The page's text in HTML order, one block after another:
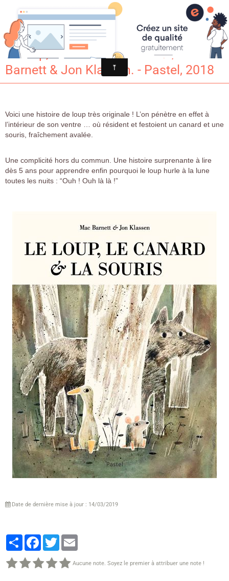
Croqu'livre
Le loup, le canard et la souris / Mac
Barnett & Jon Klassen. - Pastel, 2018
Voici une histoire de loup très originale ! L’on pénètre en effet à
l’intérieur de son ventre … où résident et festoient un canard et une
souris, fraîchement avalée.
Une complicité hors du commun. Une histoire surprenante à lire
dès 5 ans pour apprendre enfin pourquoi le loup hurle à la lune
toutes les nuits : “Ouh ! Ouh là là !”
Date de dernière mise à jour : 14/03/2019
PartagerFacebook
Twitter
Aucune note. Soyez le premier à attribuer une note !